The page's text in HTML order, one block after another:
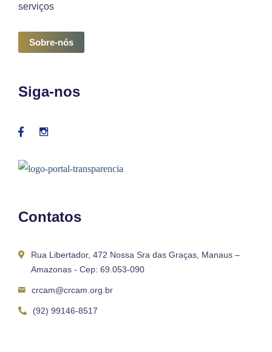
serviços
Sobre-nós
Siga-nos
Contatos
Rua Libertador, 472 Nossa Sra das Graças, Manaus –
Amazonas - Cep: 69.053-090
crcam@crcam.org.br
(92) 99146-8517